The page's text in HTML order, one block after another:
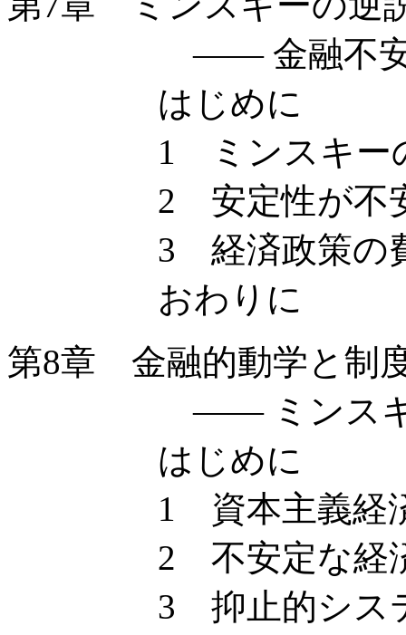
—— 金融不安定
はじめに
1 ミンスキーの
2 安定性が不安
3 経済政策の費
おわりに
第8章 金融的動学と制
—— ミンスキー
はじめに
1 資本主義経済
2 不安定な経済
3 抑止的システ